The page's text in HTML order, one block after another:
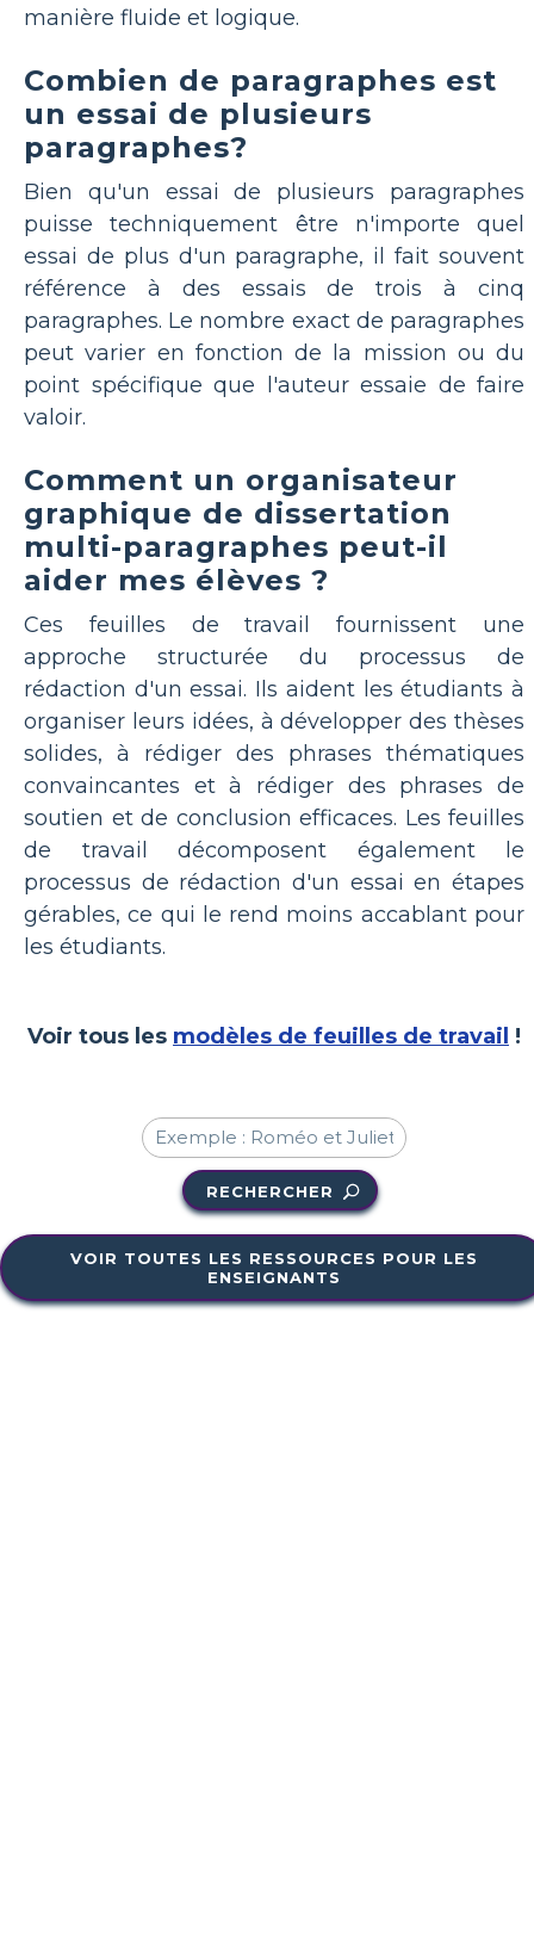
manière fluide et logique.
Combien de paragraphes est
un essai de plusieurs
paragraphes?
Bien qu'un essai de plusieurs paragraphes
puisse techniquement être n'importe quel
essai de plus d'un paragraphe, il fait souvent
référence à des essais de trois à cinq
paragraphes. Le nombre exact de paragraphes
peut varier en fonction de la mission ou du
point spécifique que l'auteur essaie de faire
valoir.
Comment un organisateur
graphique de dissertation
multi-paragraphes peut-il
aider mes élèves ?
Ces feuilles de travail fournissent une
approche structurée du processus de
rédaction d'un essai. Ils aident les étudiants à
organiser leurs idées, à développer des thèses
solides, à rédiger des phrases thématiques
convaincantes et à rédiger des phrases de
soutien et de conclusion efficaces. Les feuilles
de travail décomposent également le
processus de rédaction d'un essai en étapes
gérables, ce qui le rend moins accablant pour
les étudiants.
Voir tous les modèles de feuilles de travail !
RECHERCHER
VOIR TOUTES LES RESSOURCES POUR LES
ENSEIGNANTS